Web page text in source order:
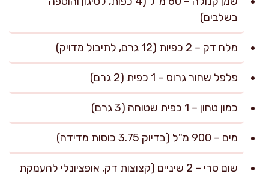
בשלבים)
מלח דק – 2 כפיות (12 גרם, לתיבול מדויק)
פלפל שחור גרוס – 1 כפית (2 גרם)
כמון טחון – 1 כפית שטוחה (3 גרם)
מים – 900 מ"ל (בדיוק 3.75 כוסות מדידה)
שום טרי – 2 שיניים (קצוצות דק, אופציונלי להעמקת